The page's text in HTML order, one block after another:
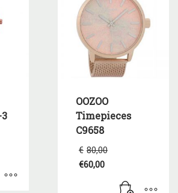
OOZOO
Timepieces
C9658
€ 80,00
€80,00.
€60,00
τρέχουσα